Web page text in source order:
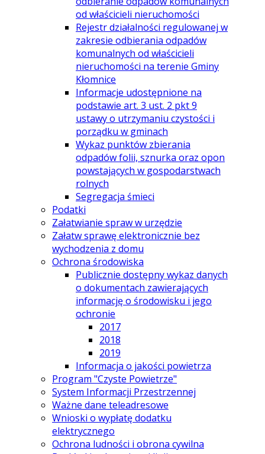
od właścicieli nieruchomości
Rejestr działalności regulowanej w
zakresie odbierania odpadów
komunalnych od właścicieli
nieruchomości na terenie Gminy
Kłomnice
Informacje udostępnione na
podstawie art. 3 ust. 2 pkt 9
ustawy o utrzymaniu czystości i
porządku w gminach
Wykaz punktów zbierania
odpadów folii, sznurka oraz opon
powstających w gospodarstwach
rolnych
Segregacja śmieci
Podatki
Załatwianie spraw w urzędzie
Załatw sprawę elektronicznie bez
wychodzenia z domu
Ochrona środowiska
Publicznie dostępny wykaz danych
o dokumentach zawierających
informację o środowisku i jego
ochronie
2017
2018
2019
Informacja o jakości powietrza
Program "Czyste Powietrze"
System Informacji Przestrzennej
Ważne dane teleadresowe
Wnioski o wypłatę dodatku
elektrycznego
Ochrona ludności i obrona cywilna